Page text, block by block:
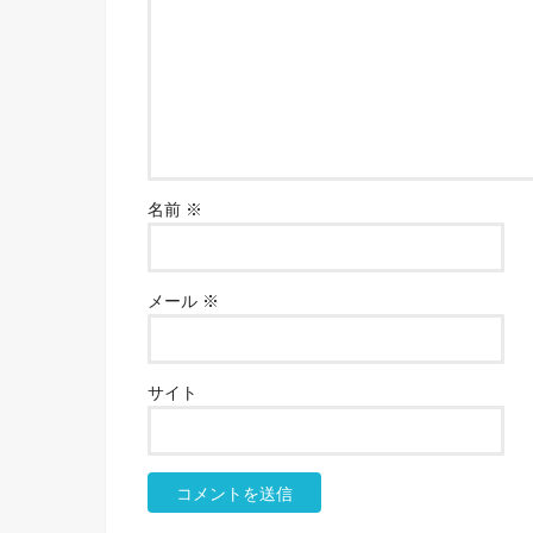
名前 ※
メール ※
サイト